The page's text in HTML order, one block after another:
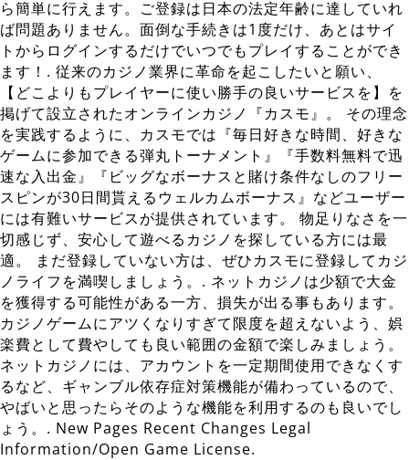
ら簡単に行えます。ご登録は日本の法定年齢に達していれ
ば問題ありません。面倒な手続きは1度だけ、あとはサイ
トからログインするだけでいつでもプレイすることができ
ます！. 従来のカジノ業界に革命を起こしたいと願い、
【どこよりもプレイヤーに使い勝手の良いサービスを】を
掲げて設立されたオンラインカジノ『カスモ』。 その理念
を実践するように、カスモでは『毎日好きな時間、好きな
ゲームに参加できる弾丸トーナメント』『手数料無料で迅
速な入出金』『ビッグなボーナスと賭け条件なしのフリー
スピンが30日間貰えるウェルカムボーナス』などユーザー
には有難いサービスが提供されています。 物足りなさを一
切感じず、安心して遊べるカジノを探している方には最
適。 まだ登録していない方は、ぜひカスモに登録してカジ
ノライフを満喫しましょう。. ネットカジノは少額で大金
を獲得する可能性がある一方、損失が出る事もあります。
カジノゲームにアツくなりすぎて限度を超えないよう、娯
楽費として費やしても良い範囲の金額で楽しみましょう。
ネットカジノには、アカウントを一定期間使用できなくす
るなど、ギャンブル依存症対策機能が備わっているので、
やばいと思ったらそのような機能を利用するのも良いでし
ょう。. New Pages Recent Changes Legal
Information/Open Game License.